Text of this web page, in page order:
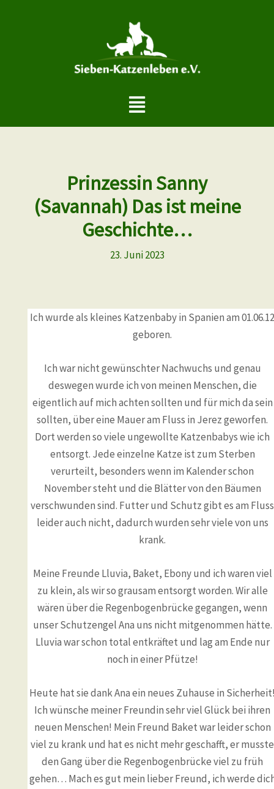
Menü
Prinzessin Sanny
(Savannah) Das ist meine
Geschichte…
23. Juni 2023
Ich wurde als kleines Katzenbaby in Spanien am 01.06.12
geboren.
Ich war nicht gewünschter Nachwuchs und genau
deswegen wurde ich von meinen Menschen, die
eigentlich auf mich achten sollten und für mich da sein
sollten, über eine Mauer am Fluss in Jerez geworfen.
Dort werden so viele ungewollte Katzenbabys wie ich
entsorgt. Jede einzelne Katze ist zum Sterben
verurteilt, besonders wenn im Kalender schon
November steht und die Blätter von den Bäumen
verschwunden sind. Futter und Schutz gibt es am Fluss
leider auch nicht, dadurch wurden sehr viele von uns
krank.
Meine Freunde Lluvia, Baket, Ebony und ich waren viel
zu klein, als wir so grausam entsorgt worden. Wir alle
wären über die Regenbogenbrücke gegangen, wenn
unser Schutzengel Ana uns nicht mitgenommen hätte.
Lluvia war schon total entkräftet und lag am Ende nur
noch in einer Pfütze!
Heute hat sie dank Ana ein neues Zuhause in
Ich wünsche meiner Freundin sehr viel Glück bei ihren
neuen Menschen! Mein Freund Baket war leider schon
viel zu krank und hat es nicht mehr geschafft, er musste
den Gang über die Regenbogenbrücke viel zu früh
gehen… Mach es gut mein lieber Freund, ich werde